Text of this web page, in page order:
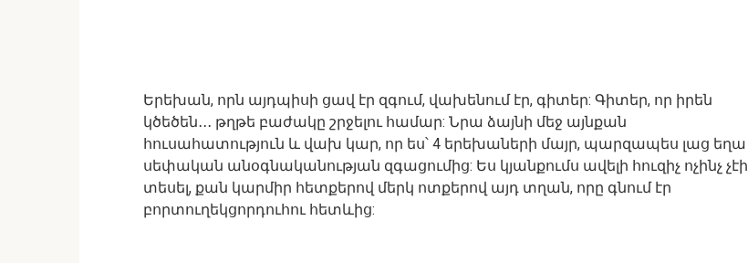
Երեխան, որն այդպիսի ցավ էր զգում, վախենում էր, գիտեր: Գիտեր, որ իրեն
կծեծեն․․․ թղթե բաժակը շրջելու համար: Նրա ձայնի մեջ այնքան
հուսահատություն և վախ կար, որ ես՝ 4 երեխաների մայր, պարզապես լաց եղա
սեփական անօգնականության զգացումից: Ես կյանքումս ավելի հուզիչ ոչինչ չէի
տեսել, քան կարմիր հետքերով մերկ ոտքերով այդ տղան, որը գնում էր
բորտուղեկցորդուհու հետևից: